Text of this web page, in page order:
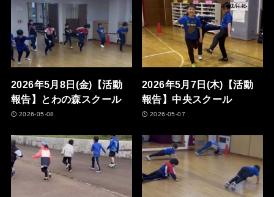
2026年5月8日(金)【活動
報告】とわの森スクール
2026-05-08
2026年5月7日(木)【活動
報告】中央スクール
2026-05-07